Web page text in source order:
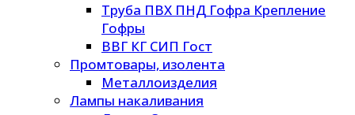
Труба ПВХ ПНД Гофра Крепление
Гофры
ВВГ КГ СИП Гост
Промтовары, изолента
Металлоизделия
Лампы накаливания